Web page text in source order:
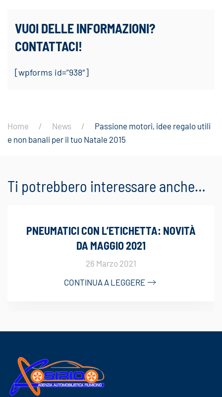
VUOI DELLE INFORMAZIONI?
CONTATTACI!
[wpforms id=”938″]
Home News
Passione motori, idee regalo utili
e non banali per il tuo Natale 2015
Ti potrebbero interessare anche…
PNEUMATICI CON L’ETICHETTA: NOVITÀ
DA MAGGIO 2021
26 Marzo 2021
CONTINUA A LEGGERE